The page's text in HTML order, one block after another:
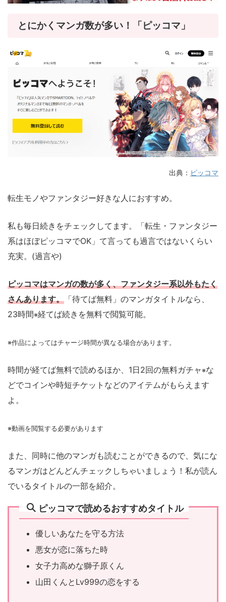
とにかくマンガ数が多い！「ピッコマ」
出典： ピッコマ
転生モノやファンタジー好きな人におすすめ。
私も毎日続きをチェックしてます。「転生・ファンタジー
系はほぼピッコマでOK」て言っても過言ではないくらい
充実。(過言や)
ピッコマはマンガの数が多く、ファンタジー系以外もたく
さんあります。 「待てば無料」のマンガタイトルなら、
23時間※経てば続きを無料で閲覧可能。
※作品によってはチャージ時間が異なる場合があります。
時間が経てば無料で読めるほか、1日2回の無料ガチャ※な
どでコインや時短チケットなどのアイテムがもらえます
よ。
※動画を閲覧する必要があります
また、同時に他のマンガも読むことができるので、気にな
るマンガはどんどんチェックしちゃいましょう！私が読ん
でいるタイトルの一部を紹介。
ピッコマで読めるおすすめタイトル
優しいあなたを守る方法
悪女が恋に落ちた時
女子力高めな獅子原くん
山田くんとLv999の恋をする